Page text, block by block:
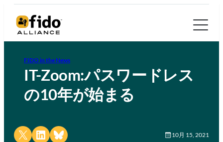
FIDO in the News
IT-Zoom:パスワードレス
の10年が始まる
Share on X Share on LinkedIn
Share on Bluesky 10月 15, 2021